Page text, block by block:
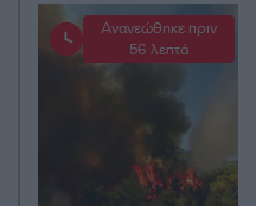
Ανανεώθηκε πριν
56 λεπτά